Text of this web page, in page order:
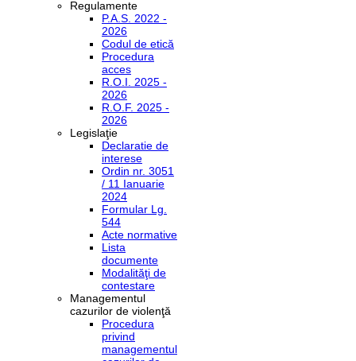
Regulamente
P.A.S. 2022 -
2026
Codul de etică
Procedura
acces
R.O.I. 2025 -
2026
R.O.F. 2025 -
2026
Legislaţie
Declaratie de
interese
Ordin nr. 3051
/ 11 Ianuarie
2024
Formular Lg.
544
Acte normative
Lista
documente
Modalităţi de
contestare
Managementul
cazurilor de violenţă
Procedura
privind
managementul